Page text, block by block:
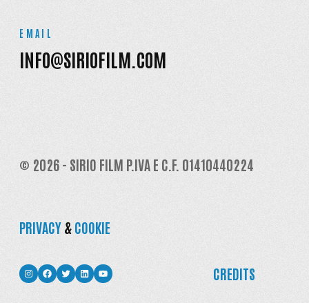
EMAIL
INFO@SIRIOFILM.COM
© 2026 - SIRIO FILM P.IVA E C.F. 01410440224
PRIVACY&COOKIE
INSTAGRAM
FACEBOOK
TWITTER
LINKEDIN
YOUTUBE CREDITS